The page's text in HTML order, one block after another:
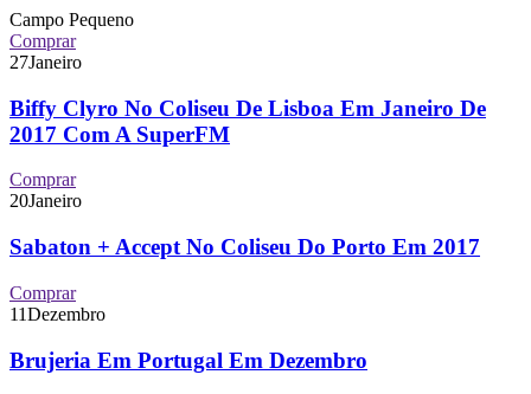
Campo Pequeno
Comprar
27Janeiro
Biffy Clyro No Coliseu De Lisboa Em Janeiro De
2017 Com A SuperFM
Comprar
20Janeiro
Sabaton + Accept No Coliseu Do Porto Em 2017
Comprar
11Dezembro
Brujeria Em Portugal Em Dezembro